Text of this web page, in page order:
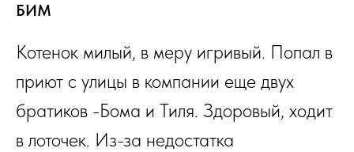
БИМ
Котенок милый, в меру игривый. Попал в
приют с улицы в компании еще двух
братиков -Бома и Тиля. Здоровый, ходит
в лоточек. Из-за недостатка